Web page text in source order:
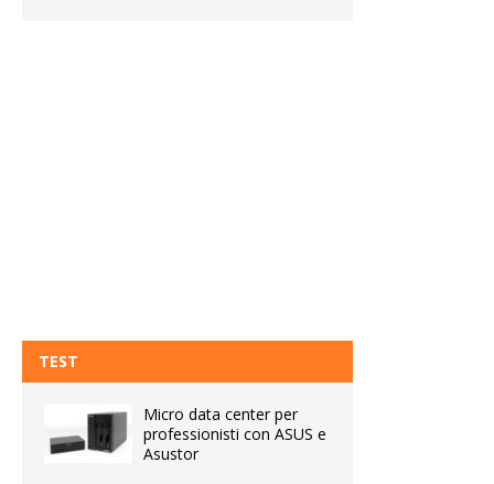
TEST
Micro data center per
professionisti con ASUS e
Asustor